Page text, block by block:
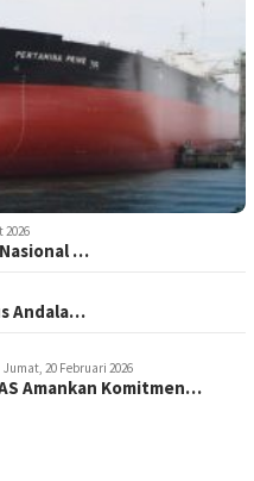
2026
…
Andala…
Jumat, 20 Februari 2026
Amankan Komitmen…